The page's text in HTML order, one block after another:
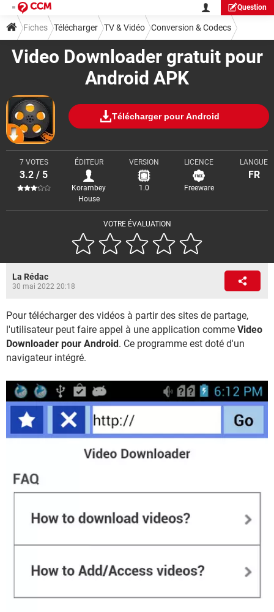
Question
Video Downloader gratuit pour
Android APK
Télécharger pour Android
VOTRE ÉVALUATION
7 VOTES
3.2 / 5
ÉDITEUR
Korambey
House
VERSION
1.0
LICENCE
Freeware
LANGUE
FR
Fiches Télécharger TV & Vidéo Conversion & Codecs
La Rédac
30 mai 2022 20:18
Pour télécharger des vidéos à partir des sites de partage,
l'utilisateur peut faire appel à une application comme Video
Downloader pour Android. Ce programme est doté d'un
navigateur intégré.